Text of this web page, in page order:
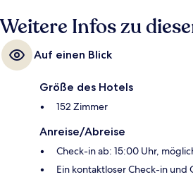
Weitere Infos zu
Auf einen Blick
Größe des Hotels
152 Zimmer
Anreise/Abreise
Check-in ab: 15:00 Uhr,
Ein kontaktloser Check-in und